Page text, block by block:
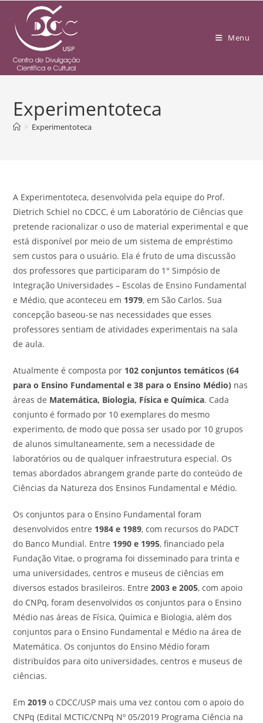
Menu
Experimentoteca
> Experimentoteca
A Experimentoteca, desenvolvida pela equipe do Prof.
Dietrich Schiel no CDCC, é um Laboratório de Ciências que
pretende racionalizar o uso de material experimental e que
está disponível por meio de um sistema de empréstimo
sem custos para o usuário. Ela é fruto de uma discussão
dos professores que participaram do 1° Simpósio de
Integração Universidades – Escolas de Ensino Fundamental
e Médio, que aconteceu em 1979, em São Carlos. Sua
concepção baseou-se nas necessidades que esses
professores sentiam de atividades experimentais na sala
de aula.
Atualmente é composta por 102 conjuntos temáticos (64
para o Ensino Fundamental e 38 para o Ensino Médio) nas
áreas de Matemática, Biologia, Física e Química. Cada
conjunto é formado por 10 exemplares do mesmo
experimento, de modo que possa ser usado por 10 grupos
de alunos simultaneamente, sem a necessidade de
laboratórios ou de qualquer infraestrutura especial. Os
temas abordados abrangem grande parte do conteúdo de
Ciências da Natureza dos Ensinos Fundamental e Médio.
Os conjuntos para o Ensino Fundamental foram
desenvolvidos entre 1984 e 1989, com recursos do PADCT
do Banco Mundial. Entre 1990 e 1995, financiado pela
Fundação Vitae, o programa foi disseminado para trinta e
uma universidades, centros e museus de ciências em
diversos estados brasileiros. Entre2003 e 2005, com apoio
do CNPq, foram desenvolvidos os conjuntos para o Ensino
Médio nas áreas de Física, Química e Biologia, além dos
conjuntos para o Ensino Fundamental e Médio na área de
Matemática. Os conjuntos do Ensino Médio foram
distribuídos para oito universidades, centros e museus de
ciências.
Em2019 o CDCC/USP mais uma vez contou com o apoio do
CNPq (Edital MCTIC/CNPq Nº 05/2019 Programa Ciência na